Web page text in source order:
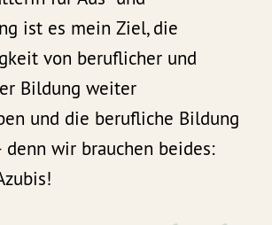
ist es mein Ziel, die
von beruflicher und
Bildung weiter
und die berufliche Bildung
denn wir brauchen beides: